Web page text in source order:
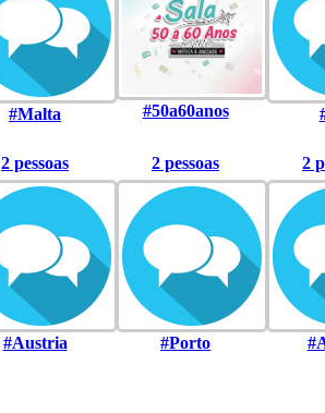
#Malta #50a60anos
2 pessoas
#Austria
2 pessoas
#Porto
2